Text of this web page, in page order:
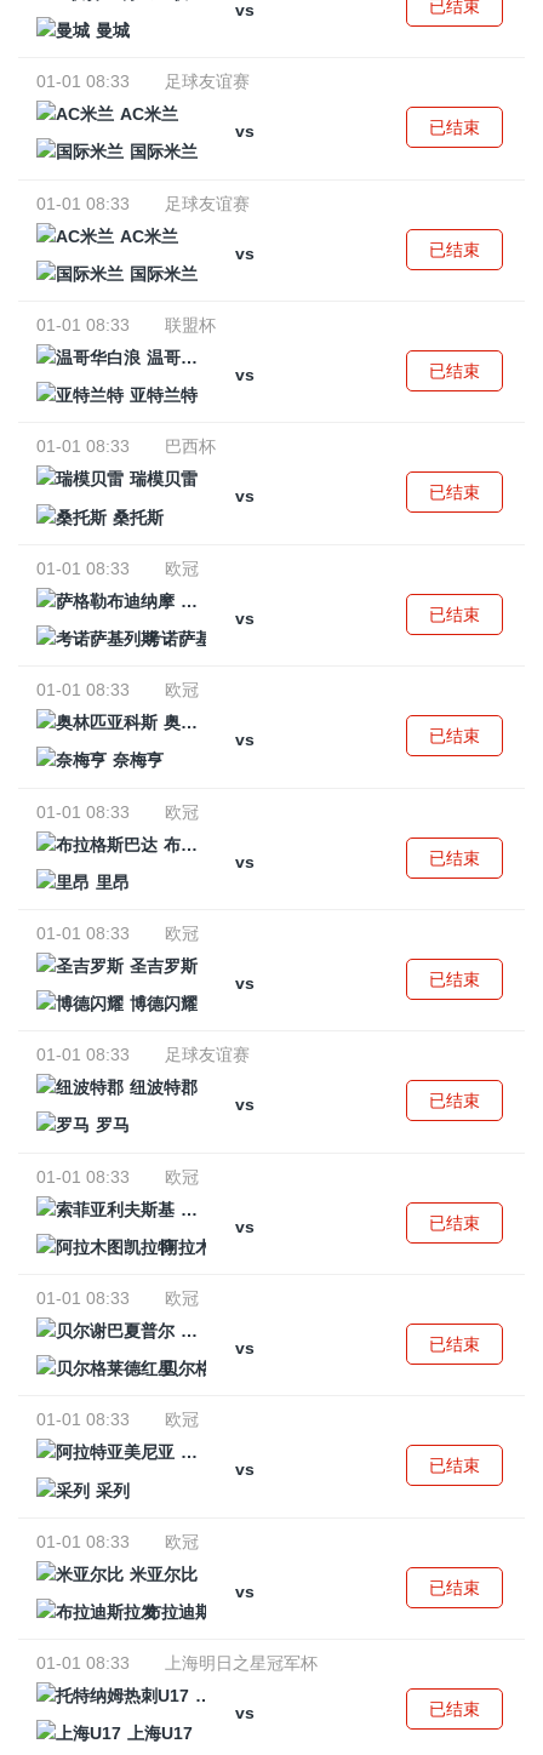
vs
曼城
已结束
01-01 08:33
足球友谊赛
AC米兰
vs
国际米兰
已结束
01-01 08:33
足球友谊赛
AC米兰
vs
国际米兰
已结束
01-01 08:33
联盟杯
温哥华白浪
vs
亚特兰特
已结束
01-01 08:33
巴西杯
瑞模贝雷
vs
桑托斯
已结束
01-01 08:33
欧冠
萨格勒布迪纳摩
vs
考诺萨基列斯
已结束
01-01 08:33
欧冠
奥林匹亚科斯
vs
奈梅亨
已结束
01-01 08:33
欧冠
布拉格斯巴达
vs
里昂
已结束
01-01 08:33
欧冠
圣吉罗斯
vs
博德闪耀
已结束
01-01 08:33
足球友谊赛
纽波特郡
vs
罗马
已结束
01-01 08:33
欧冠
索菲亚利夫斯基
vs
阿拉木图凯拉特
已结束
01-01 08:33
欧冠
贝尔谢巴夏普尔
vs
贝尔格莱德红星
已结束
01-01 08:33
欧冠
阿拉特亚美尼亚
vs
采列
已结束
01-01 08:33
欧冠
米亚尔比
vs
布拉迪斯拉发
已结束
01-01 08:33
上海明日之星冠军杯
托特纳姆热刺U17
vs
上海U17
已结束